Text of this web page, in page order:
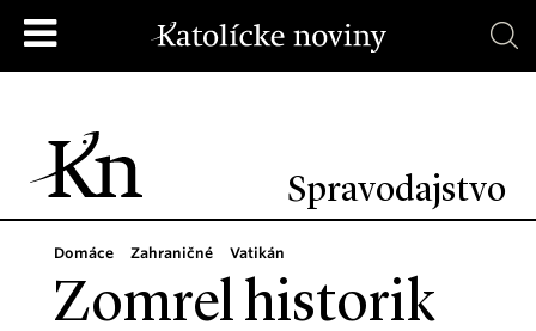
Spravodajstvo
Domáce Zahraničné Vatikán
Zomrel historik